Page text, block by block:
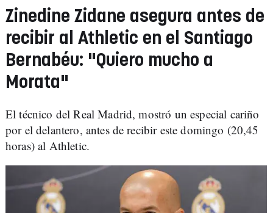
Zinedine Zidane asegura antes de
recibir al Athletic en el Santiago
Bernabéu: "Quiero mucho a
Morata"
El técnico del Real Madrid, mostró un especial cariño
por el delantero, antes de recibir este domingo (20,45
horas) al Athletic.